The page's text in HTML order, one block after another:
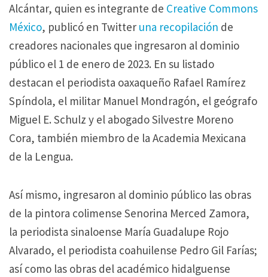
Alcántar, quien es integrante de Creative Commons
México, publicó en Twitter una recopilación de
creadores nacionales que ingresaron al dominio
público el 1 de enero de 2023. En su listado
destacan el periodista oaxaqueño Rafael Ramírez
Spíndola, el militar Manuel Mondragón, el geógrafo
Miguel E. Schulz y el abogado Silvestre Moreno
Cora, también miembro de la Academia Mexicana
de la Lengua.
Así mismo, ingresaron al dominio público las obras
de la pintora colimense Senorina Merced Zamora,
la periodista sinaloense María Guadalupe Rojo
Alvarado, el periodista coahuilense Pedro Gil Farías;
así como las obras del académico hidalguense